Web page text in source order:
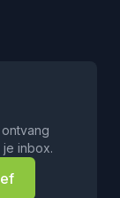
inbox.